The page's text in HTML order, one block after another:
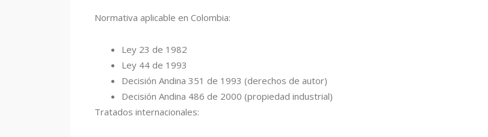
Normativa aplicable en Colombia:
Ley 23 de 1982
Ley 44 de 1993
Decisión Andina 351 de 1993 (derechos de autor)
Decisión Andina 486 de 2000 (propiedad industrial)
Tratados internacionales: